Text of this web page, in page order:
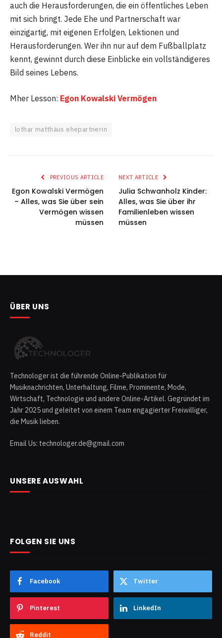
auch die Herausforderungen, die ein öffentliches Leben
mit sich bringt. Jede Ehe und Partnerschaft war
einzigartig, mit eigenen Erfolgen, Lektionen und
Herausforderungen. Wer ihn nur auf dem Fußballplatz
kennt, gewinnt durch diese Einblicke ein vollständigeres
Bild seines Lebens.
Mher Lesson: Egon Kowalski Vermögen
lothar matthäus ehepartnerin
PREVIOUS ARTICLE
Egon Kowalski Vermögen
– Alles, was Sie über sein
Vermögen wissen
müssen
NEXT ARTICLE
Julia Schwanholz Kinder:
Alles, was Sie über ihr
Familienleben wissen
müssen
ÜBER UNS
Technologer ist die führende Online-Publikation für
Musiknachrichten, Unterhaltung, Filme, Prominente, Mode,
Wirtschaft, Technologie und andere Online-Artikel. Gegründet im
Jahr 2025 und geleitet von einem Team engagierter Freiwilliger,
die Musik lieben.
Email Us: technologer.de@gmail.com
UNSERE AUSWAHL
FOLGEN SIE UNS
Facebook Twitter
Pinterest LinkedIn
Reddit